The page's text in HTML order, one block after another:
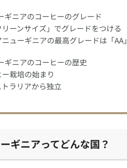
ギニアのコーヒーのグレード
リーンサイズ」でグレードをつける
ューギニアの最高グレードは「AA」
ギニアのコーヒーの歴史
ー栽培の始まり
ラリアから独立
ギニアってどんな国？